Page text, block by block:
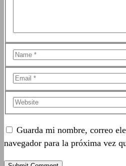
Guarda mi nombre, correo
navegador para la próxima vez